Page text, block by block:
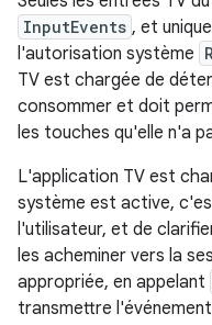
InputEvents , et
l'autorisation système
TV est chargée de
consommer et doit
les touches qu'elle n'a
L'application TV est
système est active,
l'utilisateur, et de
les acheminer vers la
appropriée, en appelant
transmettre